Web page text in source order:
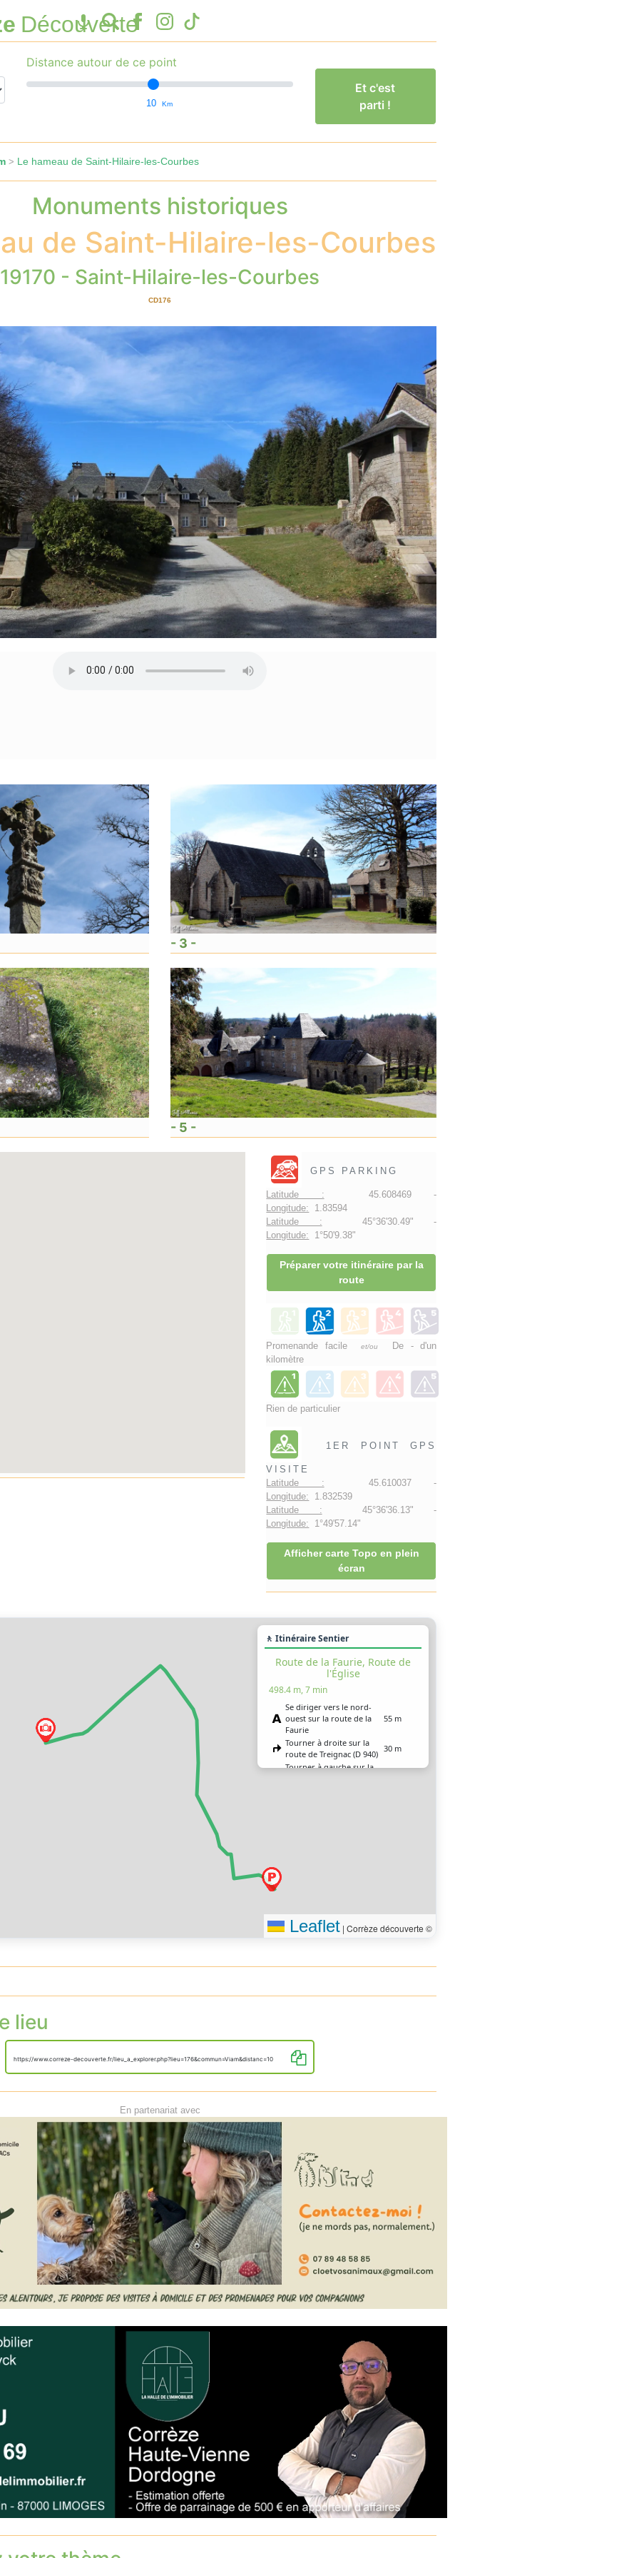
Découverte
Distance autour de ce point
10 Km
Et c'est
parti !
> Le hameau de Saint-Hilaire-les-Courbes
Monuments historiques
de Saint-Hilaire-les-Courbes
19170 - Saint-Hilaire-les-Courbes
CD176
- 3 -
- 5 -
GPS PARKING
Latitude : 45.608469 -
Longitude: 1.83594
Latitude : 45°36'30.49" -
Longitude: 1°50'9.38"
Préparer votre itinéraire par la
route
Promenande facileet/ou
De - d'un
kilomètre
Rien de particulier
1ER POINT GPS
VISITE
Latitude : 45.610037 -
Longitude: 1.832539
Latitude : 45°36'36.13" -
Longitude: 1°49'57.14"
Afficher carte Topo en plein
écran
🚶 Itinéraire Sentier
Route de la Faurie, Route de
l'Église
498.4 m, 7 min
Se diriger vers le nord-
ouest sur la route de la
Faurie
55 m
Tourner à droite sur la
route de Treignac (D 940)
30 m
Tourner à gauche sur la
Leaflet | Corrèze découverte ©
lieu
https://www.correze-decouverte.fr/lieu_a_explorer.php?lieu=176&commun=Viam&distanc=10
En partenariat avec